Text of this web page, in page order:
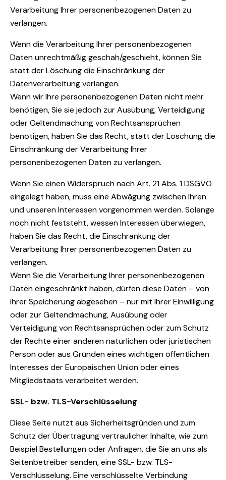
Verarbeitung Ihrer personenbezogenen Daten zu
verlangen.
Wenn die Verarbeitung Ihrer personenbezogenen
Daten unrechtmäßig geschah/geschieht, können Sie
statt der Löschung die Einschränkung der
Datenverarbeitung verlangen.
Wenn wir Ihre personenbezogenen Daten nicht mehr
benötigen, Sie sie jedoch zur Ausübung, Verteidigung
oder Geltendmachung von Rechtsansprüchen
benötigen, haben Sie das Recht, statt der Löschung die
Einschränkung der Verarbeitung Ihrer
personenbezogenen Daten zu verlangen.
Wenn Sie einen Widerspruch nach Art. 21 Abs. 1 DSGVO
eingelegt haben, muss eine Abwägung zwischen Ihren
und unseren Interessen vorgenommen werden. Solange
noch nicht feststeht, wessen Interessen überwiegen,
haben Sie das Recht, die Einschränkung der
Verarbeitung Ihrer personenbezogenen Daten zu
verlangen.
Wenn Sie die Verarbeitung Ihrer personenbezogenen
Daten eingeschränkt haben, dürfen diese Daten – von
ihrer Speicherung abgesehen – nur mit Ihrer Einwilligung
oder zur Geltendmachung, Ausübung oder
Verteidigung von Rechtsansprüchen oder zum Schutz
der Rechte einer anderen natürlichen oder juristischen
Person oder aus Gründen eines wichtigen öffentlichen
Interesses der Europäischen Union oder eines
Mitgliedstaats verarbeitet werden.
SSL- bzw. TLS-Verschlüsselung
Diese Seite nutzt aus Sicherheitsgründen und zum
Schutz der Übertragung vertraulicher Inhalte, wie zum
Beispiel Bestellungen oder Anfragen, die Sie an uns als
Seitenbetreiber senden, eine SSL- bzw. TLS-
Verschlüsselung. Eine verschlüsselte Verbindung